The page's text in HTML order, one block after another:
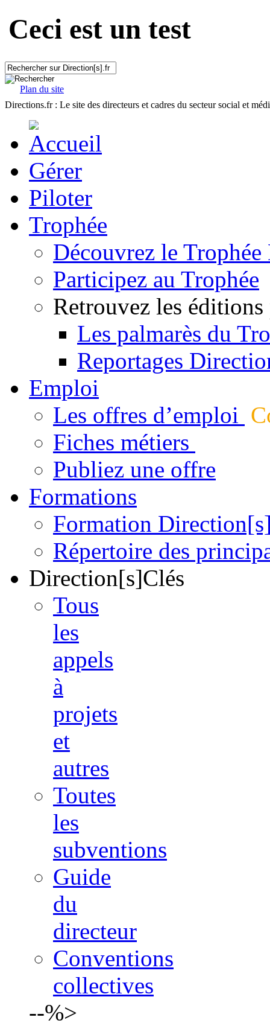
Ceci est un test
Plan du site
Directions.fr : Le site des directeurs et cadres du secteur social et
Gérer
Piloter
Trophée
Découvrez le
Participez au Trophée
Retrouvez les éditions
Les palmarès du
Reportages
Emploi
Les offres d’emploi
Fiches métiers
Publiez une offre
Formations
Formation
Répertoire des
Direction[s]Clés
Tous
les
appels
à
projets
et
autres
Toutes
les
subventions
Guide
du
directeur
Conventions
collectives
--%>